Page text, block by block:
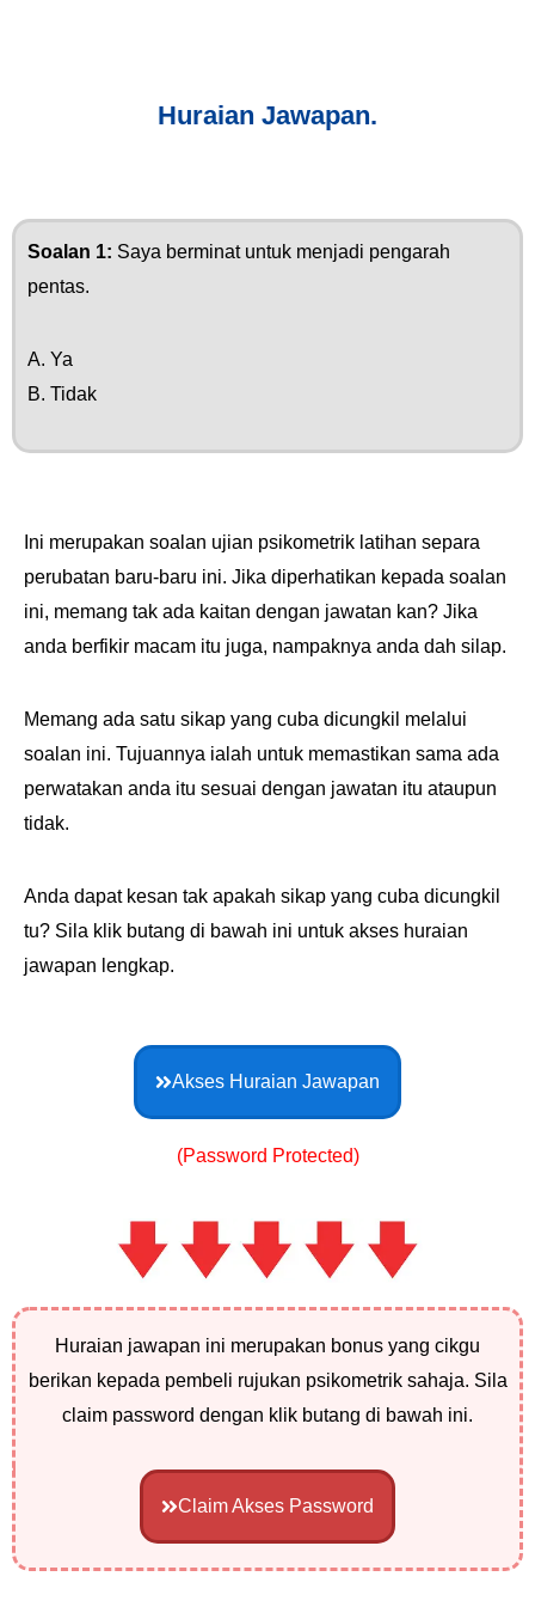
Huraian Jawapan.
Soalan 1: Saya berminat untuk menjadi pengarah
pentas.
A. Ya
B. Tidak
Ini merupakan soalan ujian psikometrik latihan separa
perubatan baru-baru ini. Jika diperhatikan kepada soalan
ini, memang tak ada kaitan dengan jawatan kan? Jika
anda berfikir macam itu juga, nampaknya anda dah silap.
Memang ada satu sikap yang cuba dicungkil melalui
soalan ini. Tujuannya ialah untuk memastikan sama ada
perwatakan anda itu sesuai dengan jawatan itu ataupun
tidak.
Anda dapat kesan tak apakah sikap yang cuba dicungkil
tu? Sila klik butang di bawah ini untuk akses huraian
jawapan lengkap.
Akses Huraian Jawapan
(Password Protected)
Huraian jawapan ini merupakan bonus yang cikgu
berikan kepada pembeli rujukan psikometrik sahaja. Sila
claim password dengan klik butang di bawah ini.
Claim Akses Password